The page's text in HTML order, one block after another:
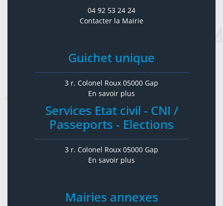
04 92 53 24 24
Contacter la Mairie
Guichet unique
3 r. Colonel Roux 05000 Gap
En savoir plus
Services Etat civil - CNI /
Passeports - Elections
3 r. Colonel Roux 05000 Gap
En savoir plus
Mairies annexes